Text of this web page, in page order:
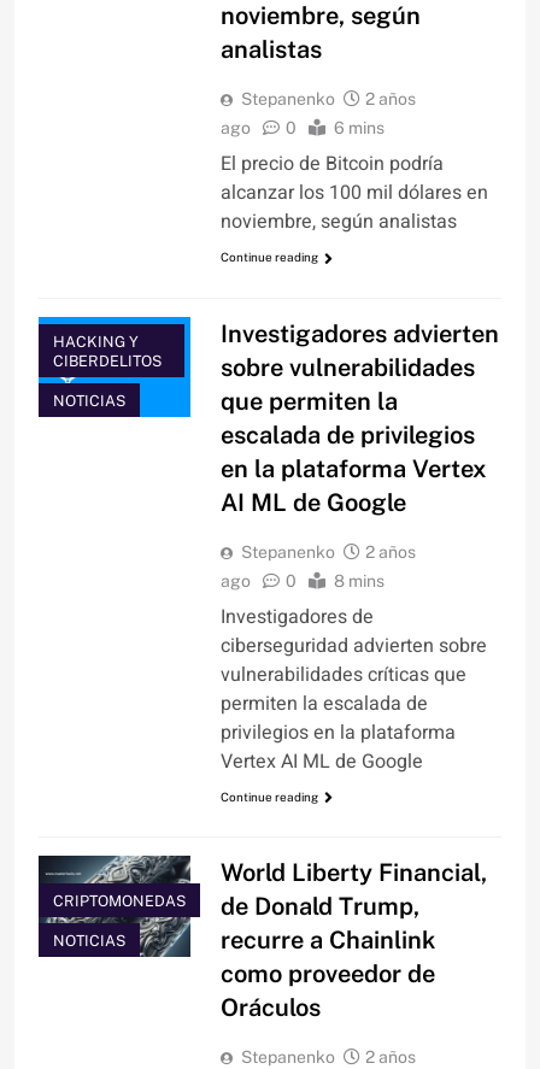
noviembre, según
analistas
Stepanenko
2 años
ago
0 6 mins
El precio de Bitcoin podría
alcanzar los 100 mil dólares en
noviembre, según analistas
Continue reading
HACKING Y
CIBERDELITOS
NOTICIAS
Investigadores advierten
sobre vulnerabilidades
que permiten la
escalada de privilegios
en la plataforma Vertex
AI ML de Google
Stepanenko
2 años
ago
0 8 mins
Investigadores de
ciberseguridad advierten sobre
vulnerabilidades críticas que
permiten la escalada de
privilegios en la plataforma
Vertex AI ML de Google
Continue reading
CRIPTOMONEDAS
NOTICIAS
World Liberty Financial,
de Donald Trump,
recurre a Chainlink
como proveedor de
Oráculos
Stepanenko
2 años